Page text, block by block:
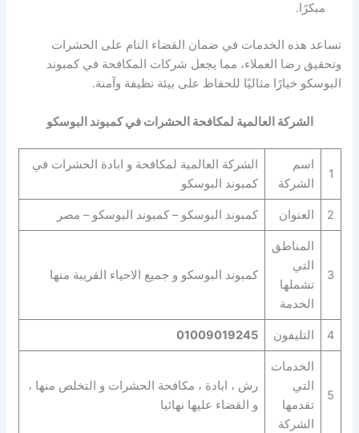
مبكرًا.
تساعد هذه الخدمات في ضمان القضاء التام على الحشرات
وتحقيق رضا العملاء، مما يجعل شركات المكافحة في كمبوند
البوسكو خيارًا مثاليًا للحفاظ على بيئة نظيفة وآمنة.
الشركة العالمية لمكافحة الحشرات في كمبوند البوسكو
1
اسم
الشركة
الشركة العالمية لمكافحة و ابادة الحشرات في
كمبوند البوسكو
2 العنوان كمبوند البوسكو – كمبوند البوسكو – مصر
3
المناطق
التي
تشملها
الخدمة
كمبوند البوسكو و جميع الاحياء القريبة منها
4 التليفون 01009019245
5
الخدمات
التي
تقدمها
الشركة
رش ، ابادة ، مكافحة الحشرات و التخلص منها ،
و القضاء عليها نهائيا